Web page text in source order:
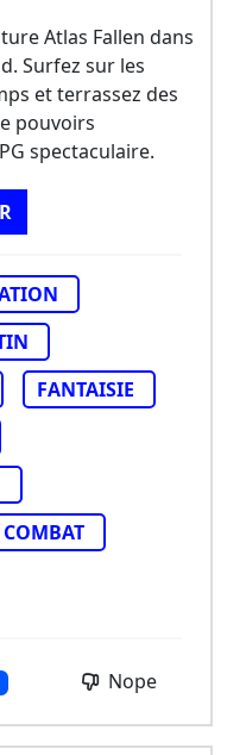
Atlas Fallen dans
Surfez sur les
et terrassez des
pouvoirs
spectaculaire.
FANTAISIE
COMBAT
Nope